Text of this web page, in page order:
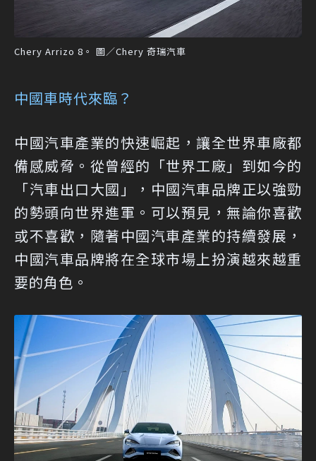
Chery Arrizo 8。 圖／Chery 奇瑞汽車
中國車時代來臨？
中國汽車產業的快速崛起，讓全世界車廠都
備感威脅。從曾經的「世界工廠」到如今的
「汽車出口大國」，中國汽車品牌正以強勁
的勢頭向世界進軍。可以預見，無論你喜歡
或不喜歡，隨著中國汽車產業的持續發展，
中國汽車品牌將在全球市場上扮演越來越重
要的角色。